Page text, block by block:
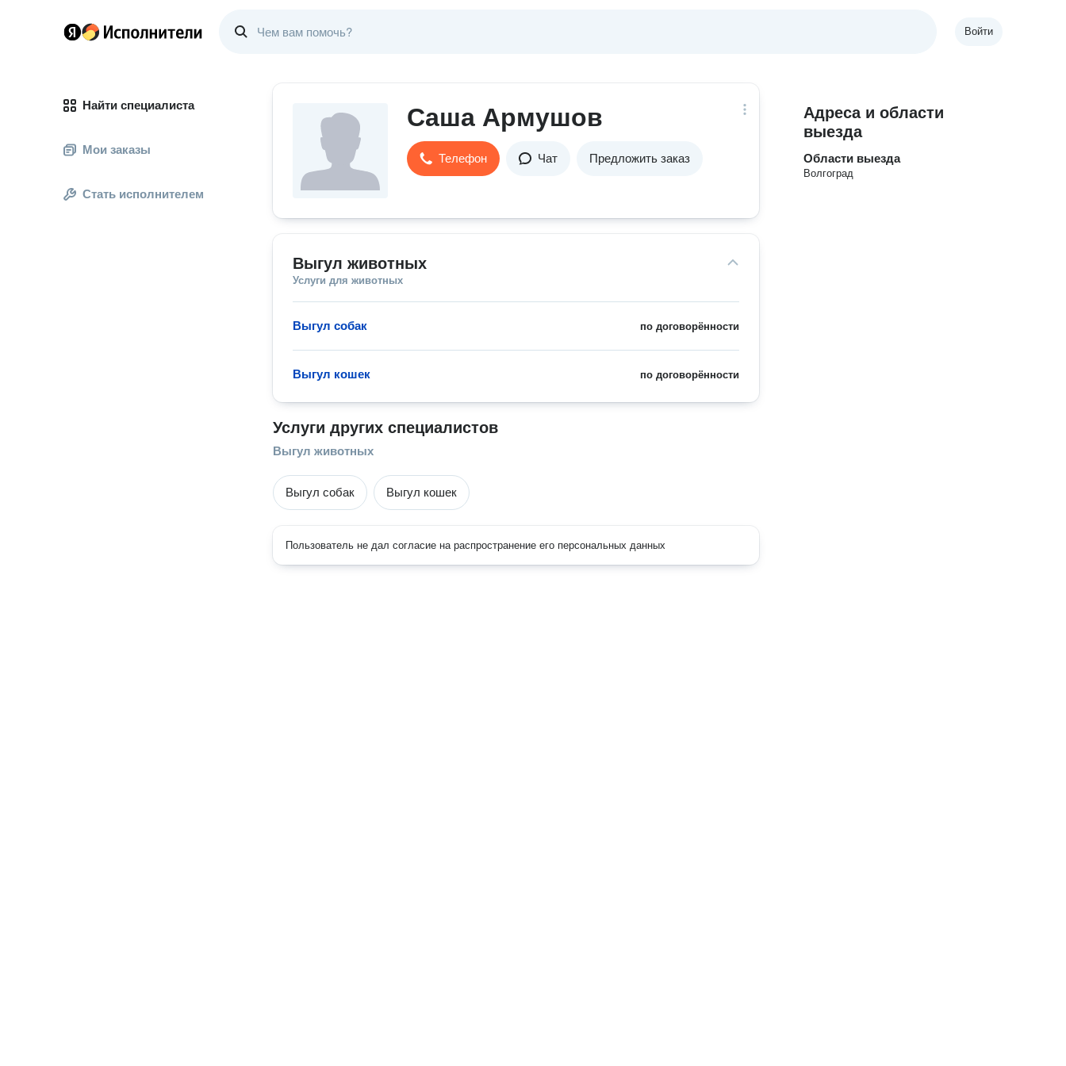
Войти
Найти специалиста
Мои заказы
Стать исполнителем
Саша Армушов
Телефон Чат Предложить заказ
Выгул животных
Услуги для животных
по договорённости
Выгул собак
по договорённости
Выгул кошек
Услуги других специалистов
Выгул животных
Выгул собак Выгул кошек
Пользователь не дал согласие на распространение его персональных данных
Адреса и области
выезда
Области выезда
Волгоград